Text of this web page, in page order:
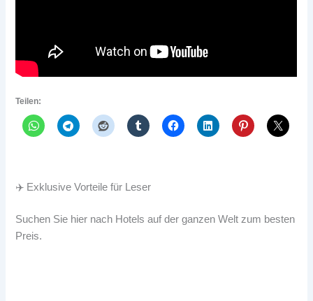
Teilen:
✈️ Exklusive Vorteile für Leser
Suchen Sie hier nach Hotels auf der ganzen Welt zum besten
Preis.